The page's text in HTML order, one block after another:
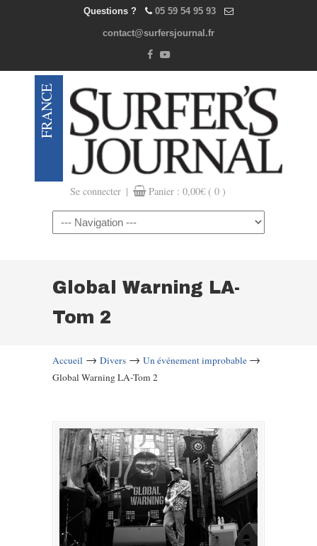
Questions ? 05 59 54 95 93
contact@surfersjournal.fr
Se connecter | Panier : 0,00€ ( 0 )
Navigation
Global Warning LA-
Tom 2
Accueil → Divers → Un événement improbable →
Global Warning LA-Tom 2